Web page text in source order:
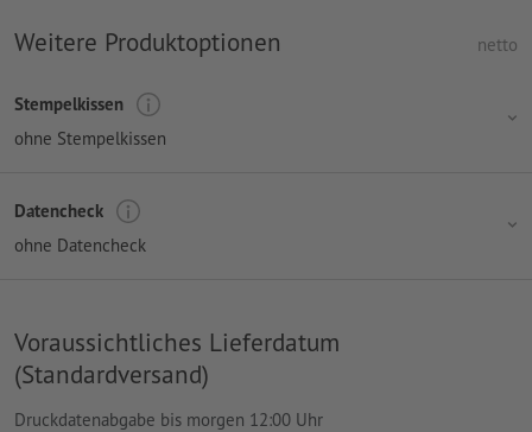
Weitere Produktoptionen netto
Stempelkissen
ohne Stempelkissen
Datencheck
ohne Datencheck
Voraussichtliches Lieferdatum
(Standardversand)
Druckdatenabgabe bis morgen 12:00 Uhr